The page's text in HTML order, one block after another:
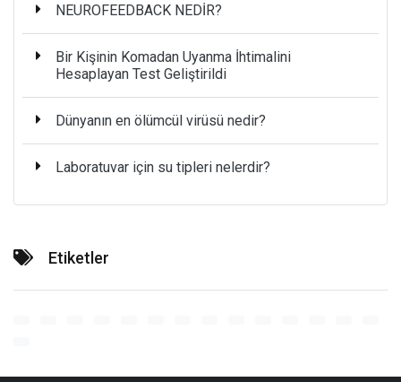
NEUROFEEDBACK NEDİR?
Bir Kişinin Komadan Uyanma İhtimalini
Hesaplayan Test Geliştirildi
Dünyanın en ölümcül virüsü nedir?
Laboratuvar için su tipleri nelerdir?
Etiketler